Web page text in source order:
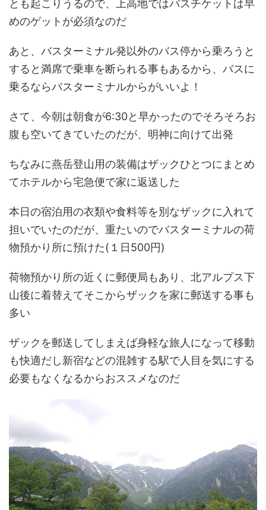
とも起こりうるので、上高地ではバスチケットは早
めのゲットが必須なのだ
あと、バスターミナル発以外のバス停から乗ろうと
すると満席で乗車を断られる事もあるから、バスに
乗るならバスターミナルからがいいよ！
さて、今朝は朝食が6:30と早かったのでそろそろお
腹も空いてきていたのだが、明神に向けて出発
ちなみに燕岳登山用の装備はザックひとつにまとめ
てホテルから宅急便で家に返送した
本日の宿泊用の衣類や食料等を別なザックに入れて
担いでいたのだが、重たいのでバスターミナルの荷
物預かり所に預けた(１日500円)
荷物預かり所の近くに郵便局もあり、北アルプス下
山後に着替えてそこからザックを家に郵送する事も
多い
ザックを郵送してしまえば身軽な旅人になって移動
も快適だし新宿などの混雑する駅で人目を気にする
必要もなくなるからおススメなのだ